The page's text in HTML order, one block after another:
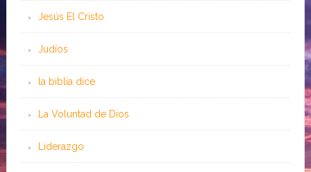
Jesús El Cristo
Judíos
la biblia dice
La Voluntad de Dios
Liderazgo